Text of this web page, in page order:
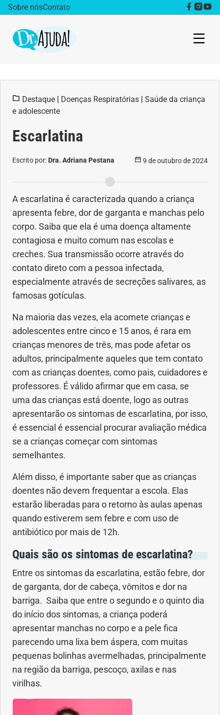
Sobre nósContato
Obesidade
Saúde da mulher
Anemia
Anestesia
Aparelho Digestivo
Beleza e Cosmética
Câncer
Cirurgia Plástica
Coronavírus
Dengue
Diabetes
Dieta e nutrição
Doenças infecciosas
Doenças Respiratórias
Emagrecimento
Geral
Gravidez
Destaque | Doenças Respiratórias | Saúde da criança
e adolescente
Escarlatina
Escrito por: Dra. Adriana Pestana 9 de outubro de 2024
A escarlatina é caracterizada quando a criança
apresenta febre, dor de garganta e manchas pelo
corpo. Saiba que ela é uma doença altamente
contagiosa e muito comum nas escolas e
creches. Sua transmissão ocorre através do
contato direto com a pessoa infectada,
especialmente através de secreções salivares, as
famosas gotículas.
Na maioria das vezes, ela acomete crianças e
adolescentes entre cinco e 15 anos, é rara em
crianças menores de três, mas pode afetar os
adultos, principalmente aqueles que tem contato
com as crianças doentes, como pais, cuidadores e
professores. É válido afirmar que em casa, se
uma das crianças está doente, logo as outras
apresentarão os sintomas de escarlatina, por isso,
é essencial é essencial procurar avaliação médica
se a crianças começar com sintomas
semelhantes.
Além disso, é importante saber que as crianças
doentes não devem frequentar a escola. Elas
estarão liberadas para o retorno às aulas apenas
quando estiverem sem febre e com uso de
antibiótico por mais de 12h.
Quais são os sintomas de escarlatina?
Entre os sintomas da escarlatina, estão febre, dor
de garganta, dor de cabeça, vômitos e dor na
barriga. Saiba que entre o segundo e o quinto dia
do início dos sintomas, a criança poderá
apresentar manchas no corpo e a pele fica
parecendo uma lixa bem áspera, com muitas
pequenas bolinhas avermelhadas, principalmente
na região da barriga, pescoço, axilas e nas
virilhas.